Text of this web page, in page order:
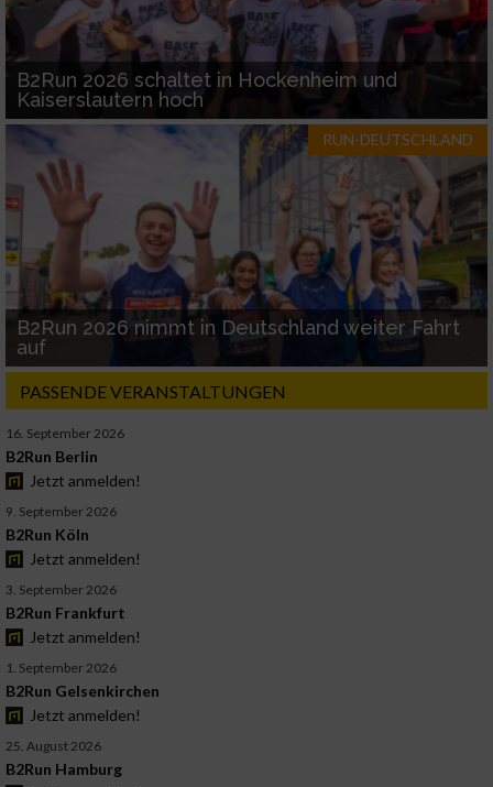
B2Run 2026 schaltet in Hockenheim und
Kaiserslautern hoch
RUN-DEUTSCHLAND
B2Run 2026 nimmt in Deutschland weiter Fahrt
auf
PASSENDE VERANSTALTUNGEN
16. September 2026
B2Run Berlin
Jetzt anmelden!
9. September 2026
B2Run Köln
Jetzt anmelden!
3. September 2026
B2Run Frankfurt
Jetzt anmelden!
1. September 2026
B2Run Gelsenkirchen
Jetzt anmelden!
25. August 2026
B2Run Hamburg